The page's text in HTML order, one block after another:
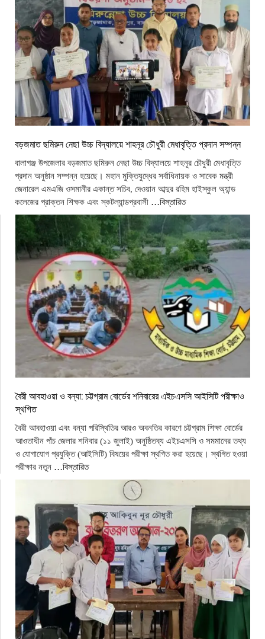
বড়জমাত ছমিরুন নেছা উচ্চ বিদ্যালয়ে শাহনূর চৌধুরী মেধাবৃত্তি প্রদান সম্পন্ন
বালাগঞ্জ উপজেলার বড়জমাত ছমিরুন নেছা উচ্চ বিদ্যালয়ে শাহনূর চৌধুরী মেধাবৃত্তি
প্রদান অনুষ্ঠান সম্পন্ন হয়েছে। মহান মুক্তিযুদ্ধের সর্বাধিনায়ক ও সাবেক মন্ত্রী
জেনারেল এমএজি ওসমানীর একান্ত সচিব, দেওয়ান আব্দুর রহিম হাইস্কুল অ্যান্ড
কলেজের প্রাক্তন শিক্ষক এবং স্কটল্যান্ডপ্রবাসী …বিস্তারিত
বৈরী আবহাওয়া ও বন্যা: চট্টগ্রাম বোর্ডের শনিবারের এইচএসসি আইসিটি পরীক্ষাও
স্থগিত
বৈরী আবহাওয়া এবং বন্যা পরিস্থিতির আরও অবনতির কারণে চট্টগ্রাম শিক্ষা বোর্ডের
আওতাধীন পাঁচ জেলার শনিবার (১১ জুলাই) অনুষ্ঠিতব্য এইচএসসি ও সমমানের তথ্য
ও যোগাযোগ প্রযুক্তি (আইসিটি) বিষয়ের পরীক্ষা স্থগিত করা হয়েছে। স্থগিত হওয়া
পরীক্ষার নতুন …বিস্তারিত